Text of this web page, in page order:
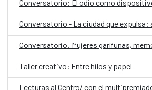
Taller creativo: Entre hilos y papel